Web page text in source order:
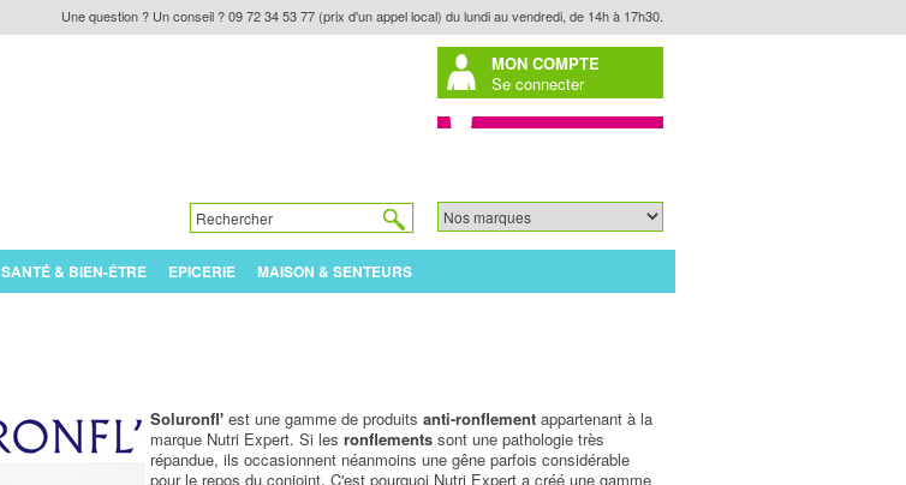
Une question ? Un conseil ? 09 72 34 53 77 (prix d'un appel local) du lundi au vendredi, de 14h à 17h30.
MON COMPTE
Se connecter
SANTÉ & BIEN-ÊTRE EPICERIE MAISON & SENTEURS
Soluronfl'est une gamme de produits anti-ronflementappartenant à la
marque Nutri Expert. Si les ronflementssont une pathologie très
répandue, ils occasionnent néanmoins une gêne parfois considérable
pour le repos du conjoint. C'est pourquoi Nutri Expert a créé une gamme